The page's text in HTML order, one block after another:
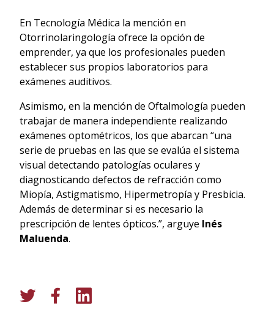
En Tecnología Médica la mención en
Otorrinolaringología ofrece la opción de
emprender, ya que los profesionales pueden
establecer sus propios laboratorios para
exámenes auditivos.
Asimismo, en la mención de Oftalmología pueden
trabajar de manera independiente realizando
exámenes optométricos, los que abarcan “una
serie de pruebas en las que se evalúa el sistema
visual detectando patologías oculares y
diagnosticando defectos de refracción como
Miopía, Astigmatismo, Hipermetropía y Presbicia.
Además de determinar si es necesario la
prescripción de lentes ópticos.”, arguye Inés
Maluenda.